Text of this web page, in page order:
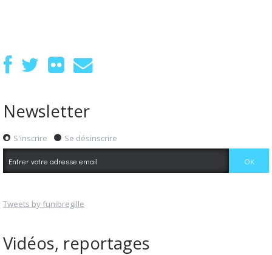
Newsletter
S'inscrire Se désinscrire
Tweets by funibregille
Vidéos, reportages